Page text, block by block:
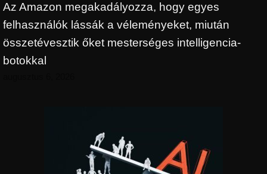
Az Amazon megakadályozza, hogy egyes
felhasználók lássák a véleményeket, miután
összetévesztik őket mesterséges intelligencia-
botokkal